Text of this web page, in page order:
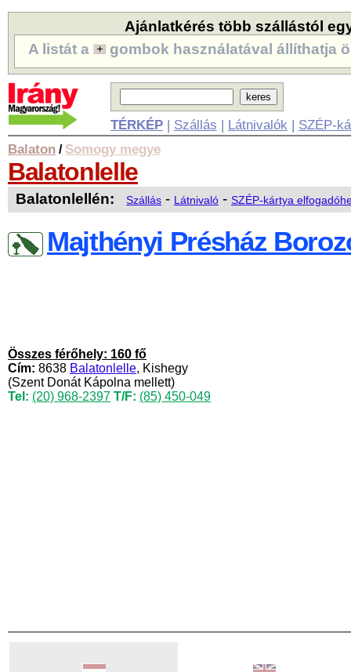
Ajánlatkérés több szállástól
A listát a
gombok használatával állíthatja
TÉRKÉP| Szállás | Látnivalók | SZÉP-
Balaton / Somogy megye
Balatonlelle
Balatonlellén: Szállás - Látnivaló - SZÉP-kártya
Majthényi Présház
Összes férőhely: 160 fő
Cím: 8638 Balatonlelle, Kishegy
(Szent Donát Kápolna mellett)
Tel: (20) 968-2397 T/F: (85) 450-049